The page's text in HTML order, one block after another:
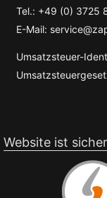
Tel.: +49 (0) 3725
E-Mail:
Umsatzsteuer-
Website ist sicher